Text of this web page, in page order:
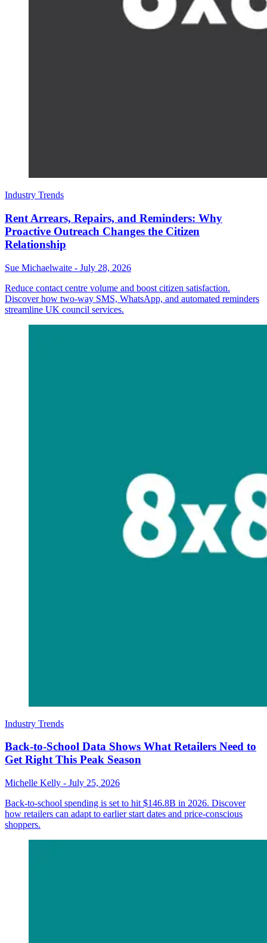
Industry Trends
Rent Arrears, Repairs, and Reminders: Why
Proactive Outreach Changes the Citizen
Relationship
Sue Michaelwaite - July 28, 2026
Reduce contact centre volume and boost citizen satisfaction.
Discover how two-way SMS, WhatsApp, and automated reminders
streamline UK council services.
Industry Trends
Back-to-School Data Shows What Retailers Need to
Get Right This Peak Season
Michelle Kelly - July 25, 2026
Back-to-school spending is set to hit $146.8B in 2026. Discover
how retailers can adapt to earlier start dates and price-conscious
shoppers.